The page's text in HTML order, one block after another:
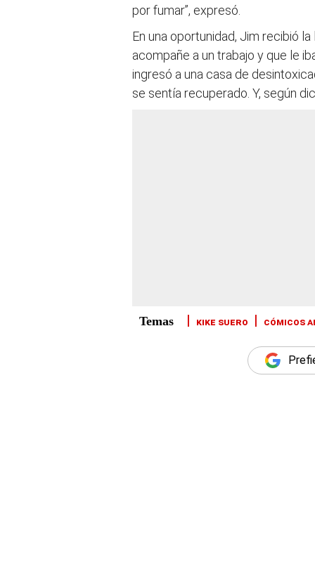
por fumar”, expresó.
En una oportunidad, Jim recibió la
acompañe a un trabajo y que le
ingresó a una casa de
se sentía recuperado. Y, según
KIKE SUERO CÓMICOS